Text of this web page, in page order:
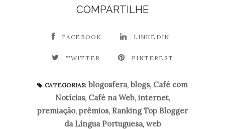
COMPARTILHE
FACEBOOK LINKEDIN
TWITTER PINTEREST
CATEGORIAS: blogosfera, blogs, Café com
Notícias, Café na Web, internet,
premiação, prêmios, Ranking Top Blogger
da Língua Portuguesa, web